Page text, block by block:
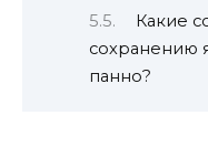
Какие
сохранению
панно?